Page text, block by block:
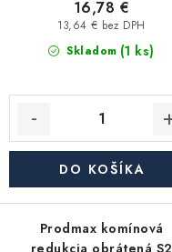
Skladom (1 ks)
13,64 € bez DPH
16,78 €
DO KOŠÍKA
Prodmax komínová
redukcia obrátená S2